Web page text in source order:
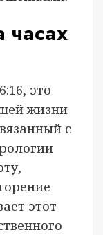
часах
это
жизни
с
этот